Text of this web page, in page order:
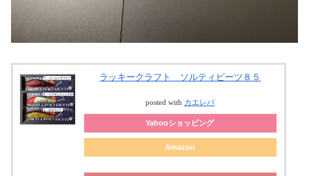
ラッキークラフト ソルティビーツ８５
posted with カエレバ
Yahooショッピング
Amazon